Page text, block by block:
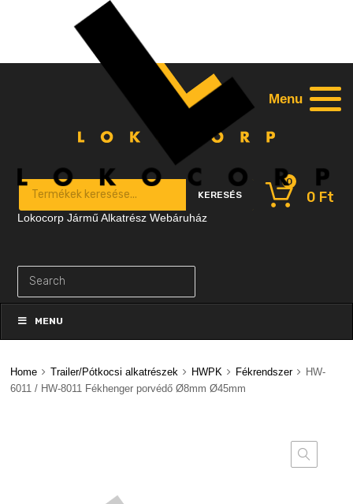
Products search
KERESÉS 0 Ft
0
to
contentMENU
Home Trailer/Pótkocsi alkatrészek HWPK Fékrendszer
HW-
6011 / HW-8011 Fékhenger porvédő Ø8mm Ø45mm
Lokocorp Jármű Alkatrész Webáruház
Menu